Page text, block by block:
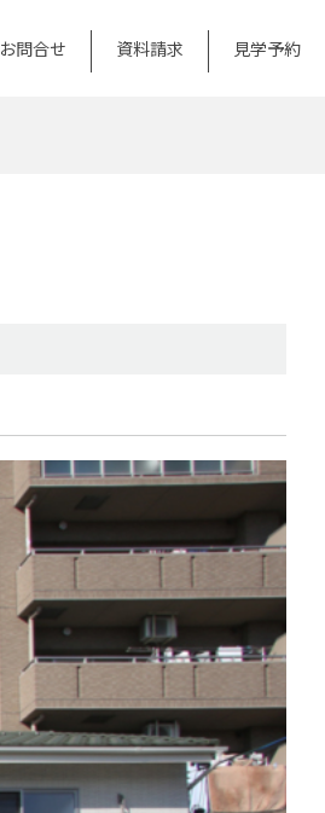
お問合せ 資料請求 見学予約